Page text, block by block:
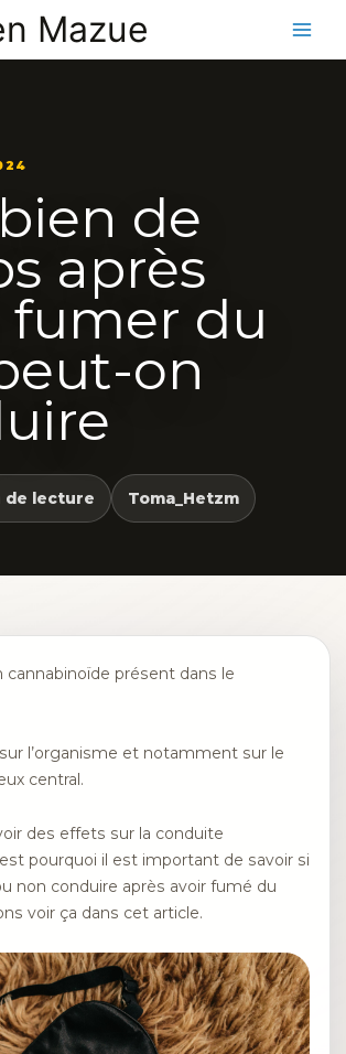
Mazue
de
après
fumer du
on
de lecture Toma_Hetzm
cannabinoïde présent dans le
l’organisme et notamment sur le
central.
des effets sur la conduite
pourquoi il est important de savoir si
non conduire après avoir fumé du
voir ça dans cet article.